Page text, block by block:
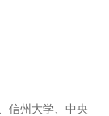
信州大学、中央